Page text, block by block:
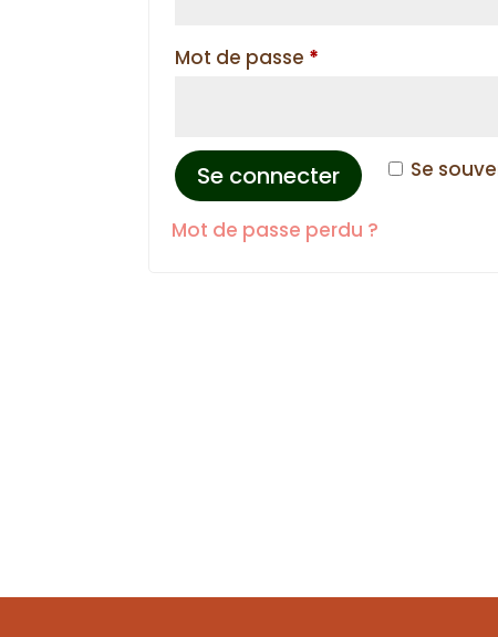
Mot de passe *
Se
Se connecter
Mot de passe perdu ?